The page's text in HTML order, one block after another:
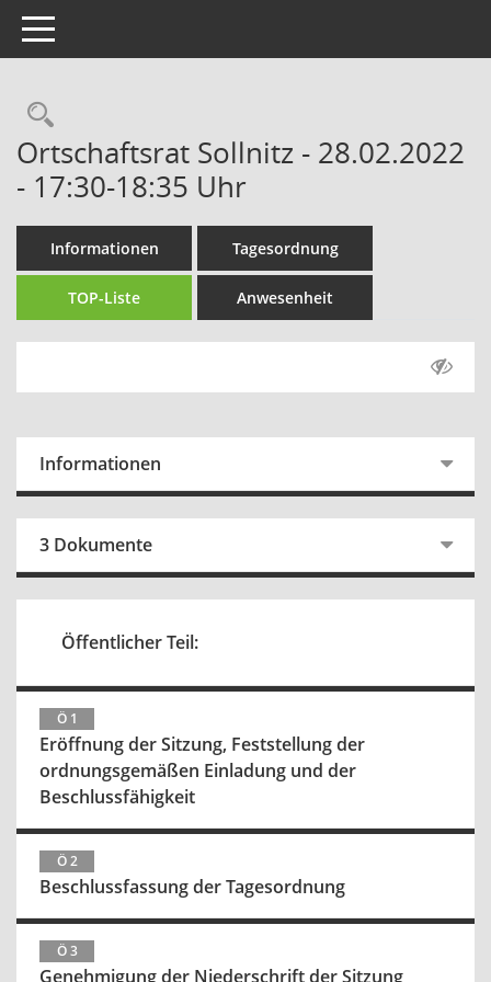
Toggle navigation
Rechercheauswahl
Ortschaftsrat Sollnitz - 28.02.2022
- 17:30-18:35 Uhr
Informationen Tagesordnung
TOP-Liste Anwesenheit
Informationen
3 Dokumente
Öffentlicher Teil:
Ö 1
Eröffnung der Sitzung, Feststellung der
ordnungsgemäßen Einladung und der
Beschlussfähigkeit
Ö 2
Beschlussfassung der Tagesordnung
Ö 3
Genehmigung der Niederschrift der Sitzung